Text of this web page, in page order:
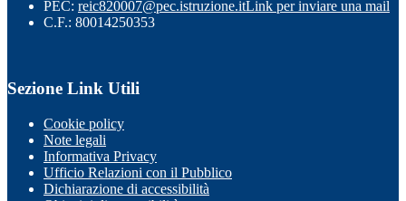
PEC: reic820007@pec.istruzione.itLink per inviare una mail
C.F.: 80014250353
Sezione Link Utili
Cookie policy
Note legali
Informativa Privacy
Ufficio Relazioni con il Pubblico
Dichiarazione di accessibilità